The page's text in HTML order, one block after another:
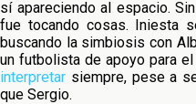
sí apareciendo al espacio.
fue tocando cosas. Iniesta
buscando la simbiosis con
un futbolista de apoyo para
interpretar siempre, pese a
que Sergio.